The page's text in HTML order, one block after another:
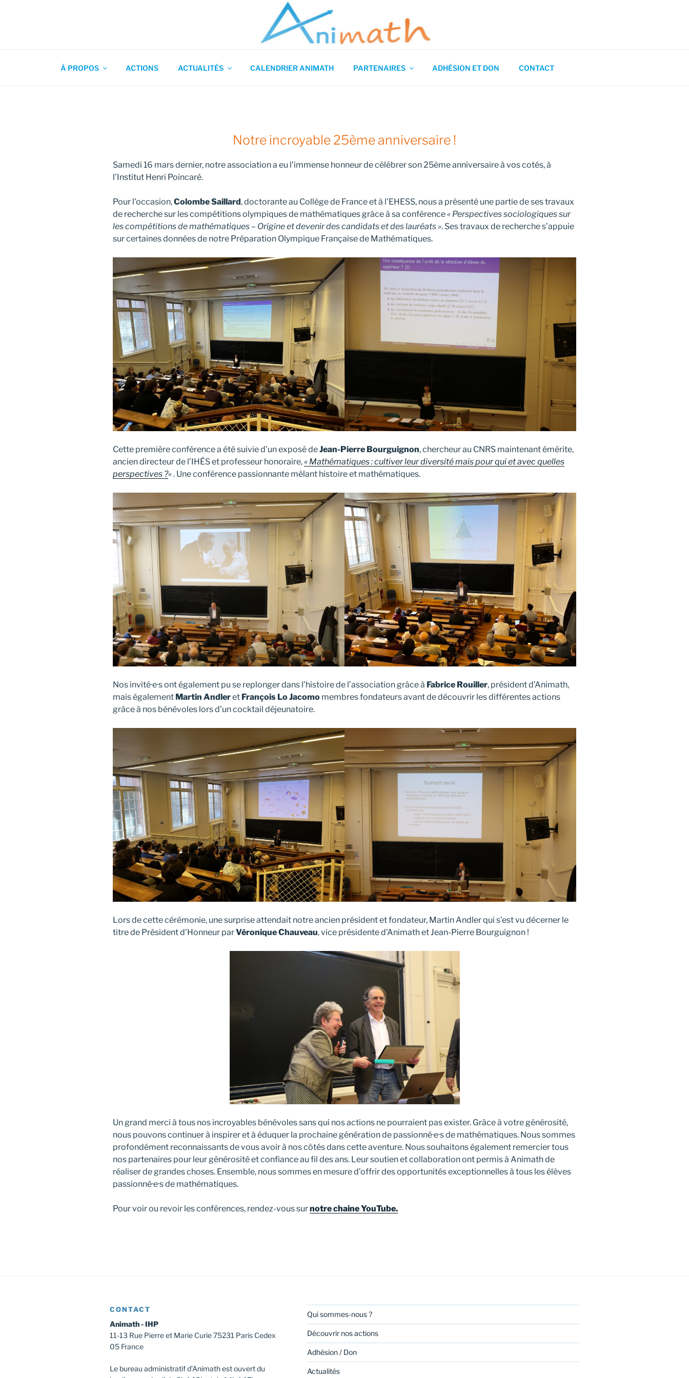
Association pour l'Animation en Mathématiques
À PROPOS ACTIONS ACTUALITÉS CALENDRIER ANIMATH PARTENAIRES ADHÉSION ET DON CONTACT
Notre incroyable 25ème anniversaire !
Samedi 16 mars dernier, notre association a eu l’immense honneur de célébrer son 25ème anniversaire à vos cotés, à
l’Institut Henri Poincaré.
Pour l’occasion,Colombe Saillard, doctorante au Collège de France et à l’EHESS, nous a présenté une partie de ses travaux
de recherche sur les compétitions olympiques de mathématiques grâce à sa conférence« Perspectives sociologiques sur
les compétitions de mathématiques – Origine et devenir des candidats et des lauréats ». Ses travaux de recherche s’appuie
sur certaines données de notre Préparation Olympique Française de Mathématiques.
Cette première conférence a été suivie d’un exposé deJean-Pierre Bourguignon, chercheur au CNRS maintenant émérite,
ancien directeur de l’IHÉS et professeur honoraire,« Mathématiques : cultiver leur diversité mais pour qui et avec quelles
perspectives ?«. Une conférence passionnante mêlant histoire et mathématiques.
Nos invité·e·s ont également pu se replonger dans l’histoire de l’association grâce à Fabrice Rouiller, président d’Animath,
mais également Martin Andleret François Lo Jacomo membres fondateurs avant de découvrir les différentes actions
grâce à nos bénévoles lors d’un cocktail déjeunatoire.
Lors de cette cérémonie, une surprise attendait notre ancien président et fondateur, Martin Andler qui s’est vu décerner le
titre de Président d’Honneur parVéronique Chauveau, vice présidente d’Animath et Jean-Pierre Bourguignon !
Un grand merci à tous nos incroyables bénévoles sans qui nos actions ne pourraient pas exister. Grâce à votre générosité,
nous pouvons continuer à inspirer et à éduquer la prochaine génération de passionné·e·s de mathématiques. Nous sommes
profondément reconnaissants de vous avoir à nos côtés dans cette aventure. Nous souhaitons également remercier tous
nos partenaires pour leur générosité et confiance au fil des ans. Leur soutien et collaboration ont permis à Animath de
réaliser de grandes choses. Ensemble, nous sommes en mesure d’offrir des opportunités exceptionnelles à tous les élèves
passionné·e·s de mathématiques.
Pour voir ou revoir les conférences, rendez-vous surnotre chaine YouTube.
CONTACT
Animath - IHP
11-13 Rue Pierre et Marie Curie 75231 Paris Cedex
05 France
Le bureau administratif d’Animath est ouvert du
Qui sommes-nous ?
Découvrir nos actions
Adhésion / Don
Actualités